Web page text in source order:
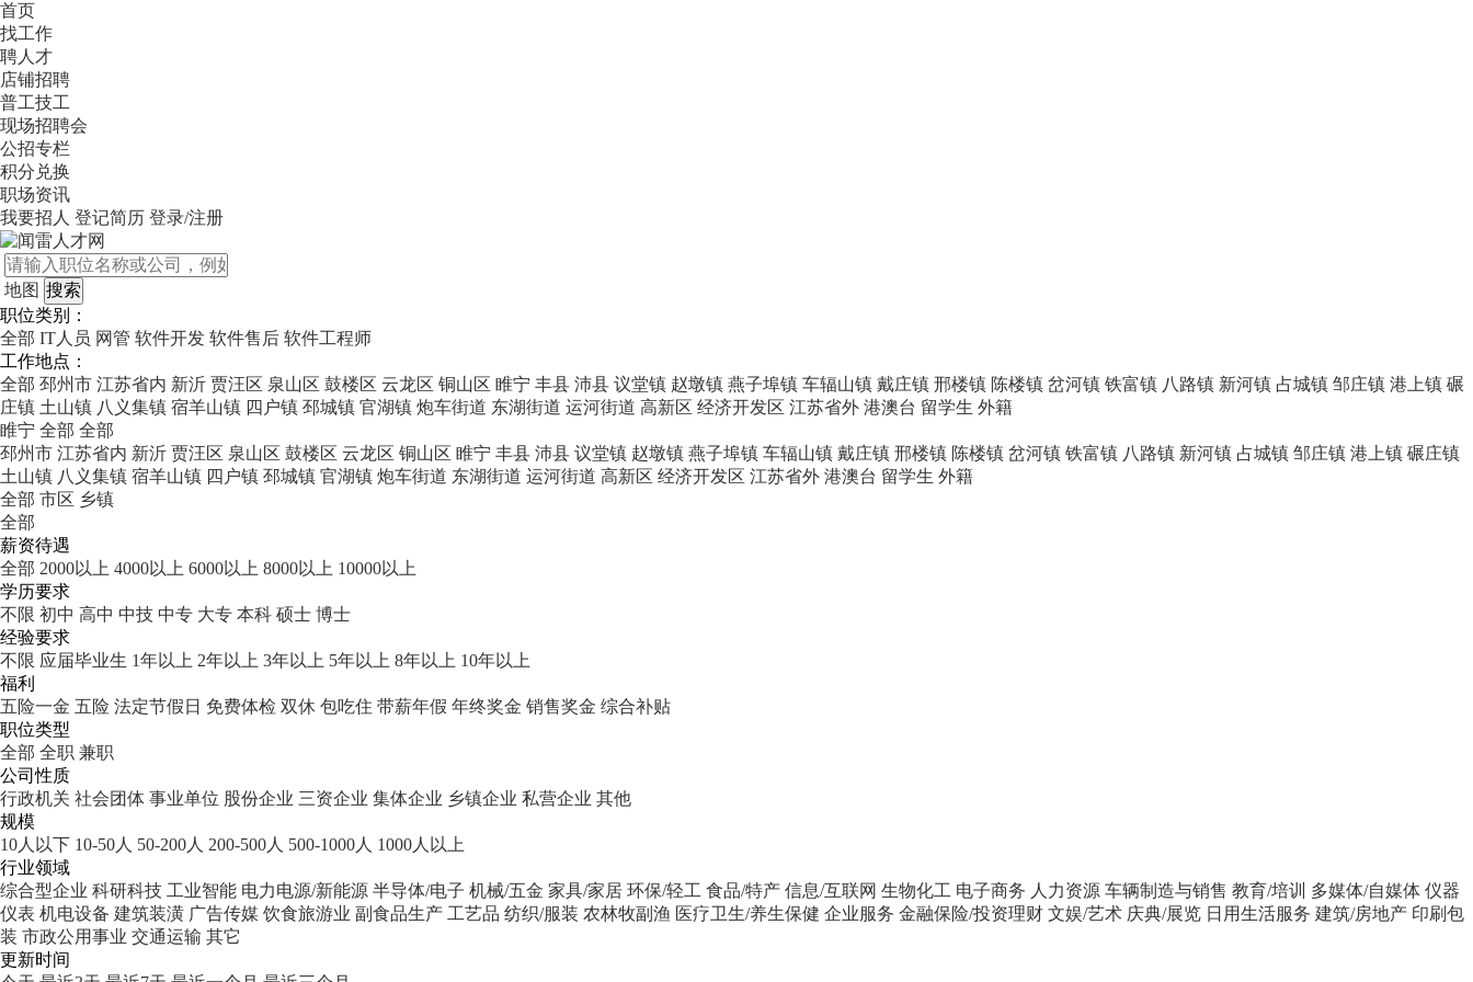
首页
找工作
聘人才
店铺招聘
普工技工
现场招聘会
公招专栏
积分兑换
职场资讯
我要招人 登记简历 登录/注册
地图
职位类别：
全部 IT人员 网管 软件开发 软件售后 软件工程师
工作地点：
全部 邳州市 江苏省内 新沂 贾汪区 泉山区 鼓楼区 云龙区 铜山区 睢宁 丰县 沛县 议堂镇 赵墩镇 燕子埠镇 车辐山镇 戴庄镇 邢楼镇 陈楼镇 岔河镇 铁富镇 八路镇 新河镇 占城镇 邹庄镇 港上镇 碾
庄镇 土山镇 八义集镇 宿羊山镇 四户镇 邳城镇 官湖镇 炮车街道 东湖街道 运河街道 高新区 经济开发区 江苏省外 港澳台 留学生 外籍
睢宁 全部 全部
邳州市 江苏省内 新沂 贾汪区 泉山区 鼓楼区 云龙区 铜山区 睢宁 丰县 沛县 议堂镇 赵墩镇 燕子埠镇 车辐山镇 戴庄镇 邢楼镇 陈楼镇 岔河镇 铁富镇 八路镇 新河镇 占城镇 邹庄镇 港上镇 碾庄镇
土山镇 八义集镇 宿羊山镇 四户镇 邳城镇 官湖镇 炮车街道 东湖街道 运河街道 高新区 经济开发区 江苏省外 港澳台 留学生 外籍
全部 市区 乡镇
全部
薪资待遇
全部 2000以上 4000以上 6000以上 8000以上 10000以上
学历要求
不限 初中 高中 中技 中专 大专 本科 硕士 博士
经验要求
不限 应届毕业生 1年以上 2年以上 3年以上 5年以上 8年以上 10年以上
福利
五险一金 五险 法定节假日 免费体检 双休 包吃住 带薪年假 年终奖金 销售奖金 综合补贴
职位类型
全部 全职 兼职
公司性质
行政机关 社会团体 事业单位 股份企业 三资企业 集体企业 乡镇企业 私营企业 其他
规模
10人以下 10-50人 50-200人 200-500人 500-1000人 1000人以上
行业领域
综合型企业 科研科技 工业智能 电力电源/新能源 半导体/电子 机械/五金 家具/家居 环保/轻工 食品/特产 信息/互联网 生物化工 电子商务 人力资源 车辆制造与销售 教育/培训 多媒体/自媒体 仪器
仪表 机电设备 建筑装潢 广告传媒 饮食旅游业 副食品生产 工艺品 纺织/服装 农林牧副渔 医疗卫生/养生保健 企业服务 金融保险/投资理财 文娱/艺术 庆典/展览 日用生活服务 建筑/房地产 印刷包
装 市政公用事业 交通运输 其它
更新时间